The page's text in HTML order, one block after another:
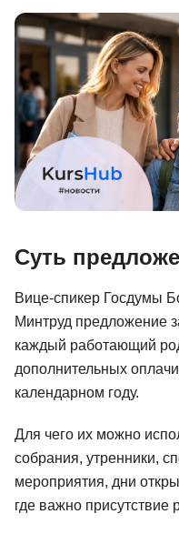
Суть
Вице-спикер Госдумы
Минтруд предложение
каждый работающий
дополнительных
календарном году.
Для чего их можно
собрания, утренники,
мероприятия, дни
где важно присутствие
Soft Skills
Детям
Акции и промокоды
Рейтинг онлайн-